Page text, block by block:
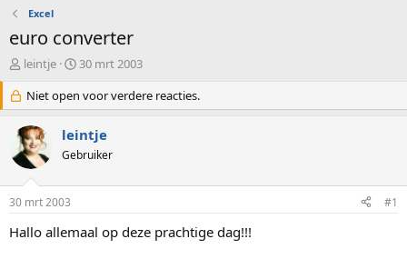
Excel
euro converter
O
d
e
r
w
e
s
t
a
leintje
S
a
r
d
a
m
30 mrt 2003
Niet open voor verdere reacties.
leintje
Gebruiker
30 mrt 2003 #1
Hallo allemaal op deze prachtige dag!!!